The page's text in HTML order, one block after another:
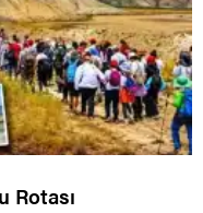
Rotası